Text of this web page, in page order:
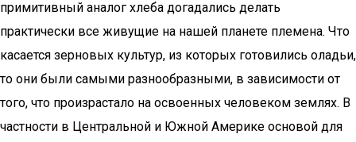
примитивный аналог хлеба догадались делать
практически все живущие на нашей планете племена. Что
касается зерновых культур, из которых готовились оладьи,
то они были самыми разнообразными, в зависимости от
того, что произрастало на освоенных человеком землях. В
частности в Центральной и Южной Америке основой для